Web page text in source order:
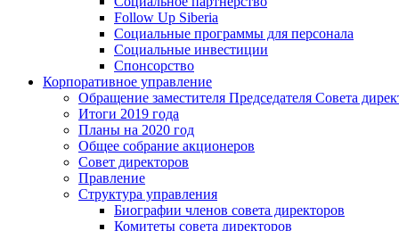
Follow Up Siberia
Социальные программы для персонала
Социальные инвестиции
Спонсорство
Корпоративное управление
Обращение заместителя Председателя Совета
Итоги 2019 года
Планы на 2020 год
Общее собрание акционеров
Совет директоров
Правление
Структура управления
Биографии членов совета директоров
Комитеты совета директоров